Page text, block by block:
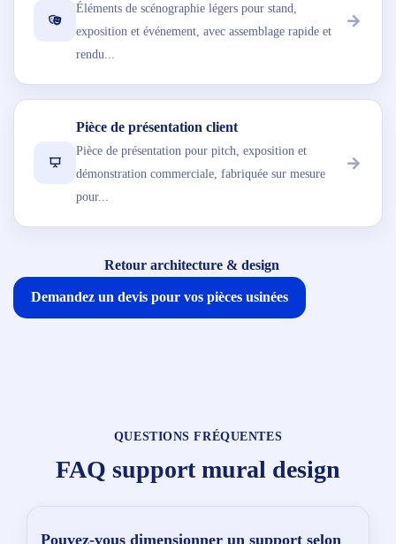
Éléments de scénographie légers pour stand,
exposition et événement, avec assemblage rapide et
rendu...
Pièce de présentation client
Pièce de présentation pour pitch, exposition et
démonstration commerciale, fabriquée sur mesure
pour...
Retour architecture & design
Demandez un devis pour vos pièces usinées
QUESTIONS FRÉQUENTES
FAQ support mural design
Pouvez-vous dimensionner un support selon